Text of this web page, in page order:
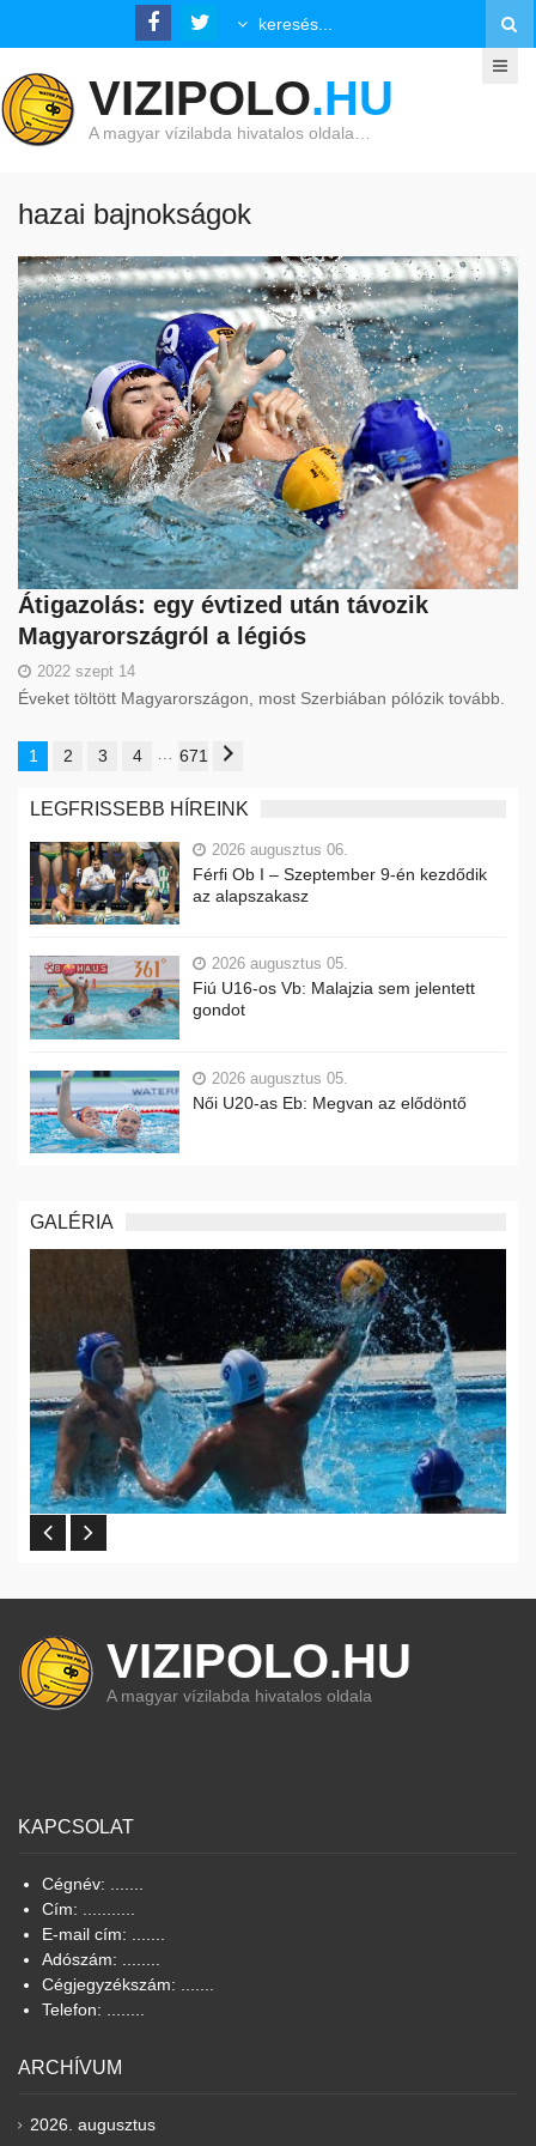
VIZIPOLO.HU
A magyar vízilabda hivatalos oldala…
hazai bajnokságok
Átigazolás: egy évtized után távozik
Magyarországról a légiós
2022 szept 14
Éveket töltött Magyarországon, most Szerbiában pólózik tovább.
1 2 3 4 671
LEGFRISSEBB HÍREINK
2026 augusztus 06.
Férfi Ob I – Szeptember 9-én kezdődik
az alapszakasz
2026 augusztus 05.
Fiú U16-os Vb: Malajzia sem jelentett
gondot
2026 augusztus 05.
Női U20-as Eb: Megvan az elődöntő
GALÉRIA
VIZIPOLO.HU
A magyar vízilabda hivatalos oldala
KAPCSOLAT
Cégnév: .......
Cím: ...........
E-mail cím: .......
Adószám: ........
Cégjegyzékszám: .......
Telefon: ........
ARCHÍVUM
2026. augusztus